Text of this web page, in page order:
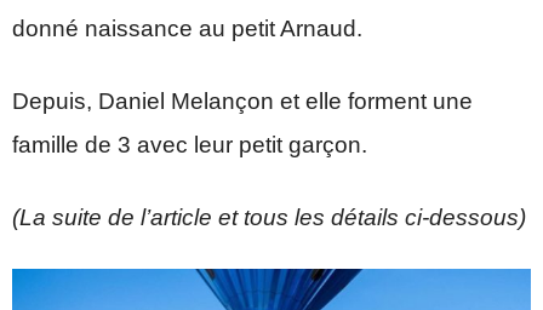
donné naissance au petit Arnaud.
Depuis, Daniel Melançon et elle forment une
famille de 3 avec leur petit garçon.
(La suite de l’article et tous les détails ci-dessous)